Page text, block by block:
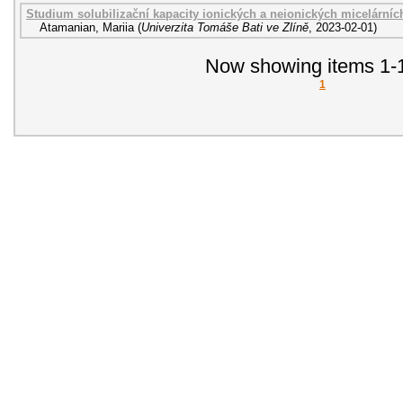
Studium solubilizační kapacity ionických a neionických
Atamanian, Mariia (Univerzita Tomáše Bati ve Zlíně, 2023-02-01)
Now showing items 1-
1